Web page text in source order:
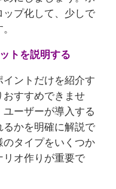
プ化して、少しで
トを説明する
ントだけを紹介す
おすすめできませ
ーザーが導入する
るかを明確に解説で
のタイプをいくつか
オ作りが重要で